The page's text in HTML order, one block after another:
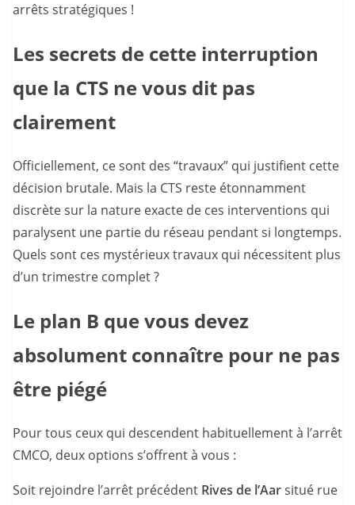
arrêts stratégiques !
Les secrets de cette interruption
que la CTS ne vous dit pas
clairement
Officiellement, ce sont des “travaux” qui justifient cette
décision brutale. Mais la CTS reste étonnamment
discrète sur la nature exacte de ces interventions qui
paralysent une partie du réseau pendant si longtemps.
Quels sont ces mystérieux travaux qui nécessitent plus
d’un trimestre complet ?
Le plan B que vous devez
absolument connaître pour ne pas
être piégé
Pour tous ceux qui descendent habituellement à l’arrêt
CMCO, deux options s’offrent à vous :
Soit rejoindre l’arrêt précédent Rives de l’Aarsitué rue